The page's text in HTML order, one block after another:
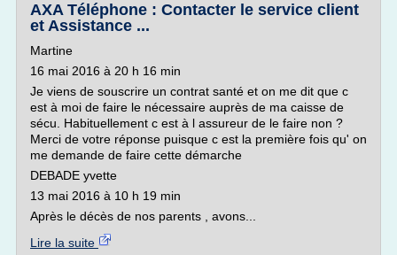
AXA Téléphone : Contacter le service client
et Assistance ...
Martine
16 mai 2016 à 20 h 16 min
Je viens de souscrire un contrat santé et on me dit que c
est à moi de faire le nécessaire auprès de ma caisse de
sécu. Habituellement c est à l assureur de le faire non ?
Merci de votre réponse puisque c est la première fois qu' on
me demande de faire cette démarche
DEBADE yvette
13 mai 2016 à 10 h 19 min
Après le décès de nos parents , avons...
Lire la suite